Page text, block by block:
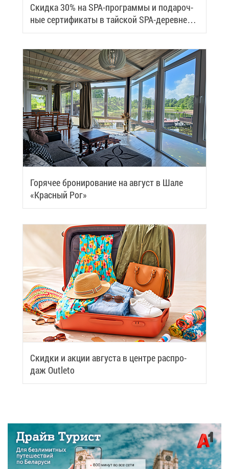
Скид­ка 30% на SPA-про­грам­мы и по­да­роч­
ные сер­ти­фи­ка­ты в тай­ской SPA-де­ревне
Samui
Го­ря­чее бро­ни­ро­ва­ние на ав­густ в Ша­ле
«Крас­ный Рог»
Скид­ки и ак­ции ав­гу­ста в цен­тре рас­про­
даж Outleto